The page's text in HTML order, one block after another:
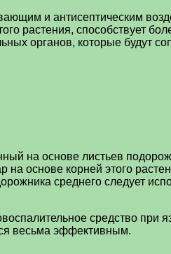
и антисептическим
растения, способствует
органов, которые будут
на основе листьев
на основе корней этого
среднего следует
средство при
весьма эффективным.